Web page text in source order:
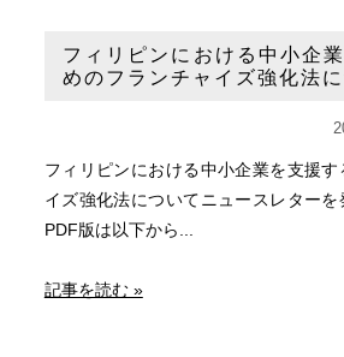
フィリピンにおける中小企
めのフランチャイズ強化法
フィリピンにおける中小企業を支援す
イズ強化法についてニュースレターを
PDF版は以下から...
記事を読む »